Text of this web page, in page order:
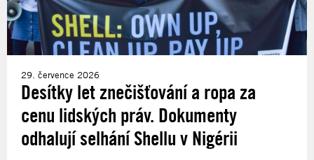
29. července 2026
Desítky let znečišťování a ropa za
cenu lidských práv. Dokumenty
odhalují selhání Shellu v Nigérii